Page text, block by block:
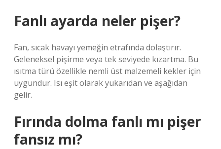
Fanlı ayarda neler pişer?
Fan, sıcak havayı yemeğin etrafında dolaştırır.
Geleneksel pişirme veya tek seviyede kızartma. Bu
ısıtma türü özellikle nemli üst malzemeli kekler için
uygundur. Isı eşit olarak yukarıdan ve aşağıdan
gelir.
Fırında dolma fanlı mı pişer
fansız mı?